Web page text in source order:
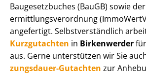
Baugesetzbuches (BauGB) sowie
ermitt­lungs­ver­ord­nung
angefertigt. Selbst­ver­ständ­lich
Kurzgutachten in Birkenwerder
aus. Gerne unterstützen wir Sie
zungs­dau­er-Gutachten zur